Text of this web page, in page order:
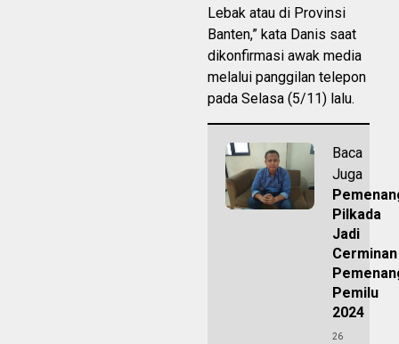
Lebak atau di Provinsi
Banten,” kata Danis saat
dikonfirmasi awak media
melalui panggilan telepon
pada Selasa (5/11) lalu.
Baca
Juga
Pilkada
Jadi
Cerminan
Pemilu
2024
26